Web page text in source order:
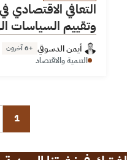
التعافي الاقتصادي
وتقييم السياسات
أيمن الدسوقي +6 آخرون
التنمية والاقتصاد
1